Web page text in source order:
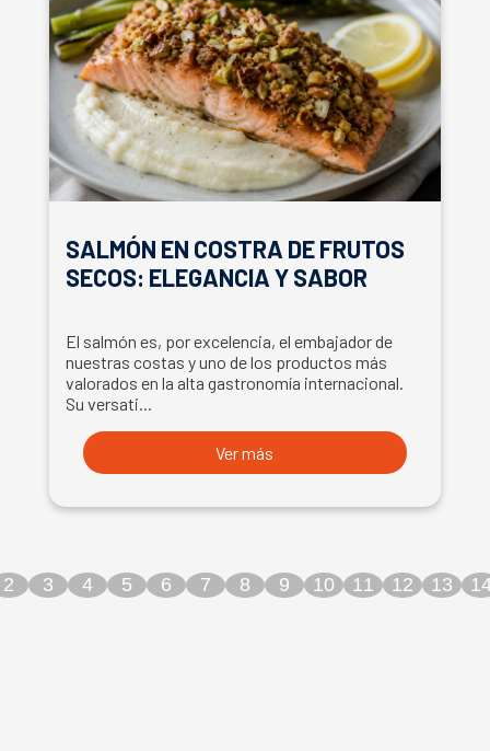
SALMÓN EN COSTRA DE FRUTOS
SECOS: ELEGANCIA Y SABOR
El salmón es, por excelencia, el embajador de
nuestras costas y uno de los productos más
valorados en la alta gastronomía internacional.
Su versati...
Ver más
2 3 4 5 6 7 8 9 10 11 12 13